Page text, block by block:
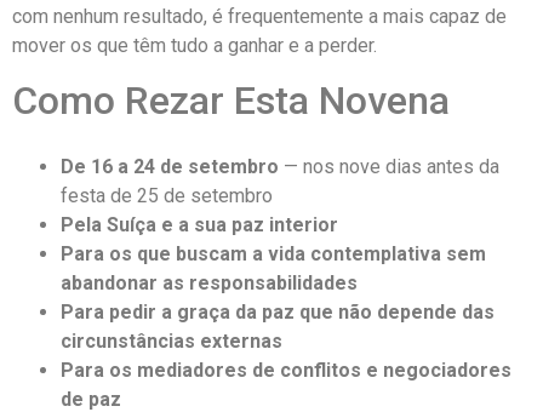
com nenhum resultado, é frequentemente a mais capaz de
mover os que têm tudo a ganhar e a perder.
Como Rezar Esta Novena
De 16 a 24 de setembro — nos nove dias antes da
festa de 25 de setembro
Pela Suíça e a sua paz interior
Para os que buscam a vida contemplativa sem
abandonar as responsabilidades
Para pedir a graça da paz que não depende das
circunstâncias externas
Para os mediadores de conflitos e negociadores
de paz